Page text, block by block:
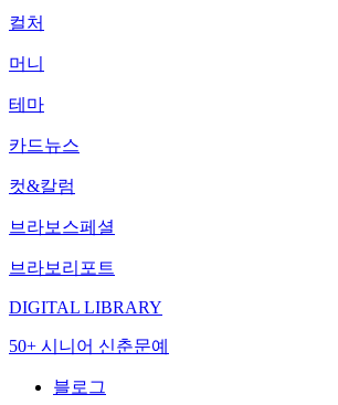
컬처
머니
테마
카드뉴스
컷&칼럼
브라보스페셜
브라보리포트
DIGITAL LIBRARY
50+ 시니어 신춘문예
블로그